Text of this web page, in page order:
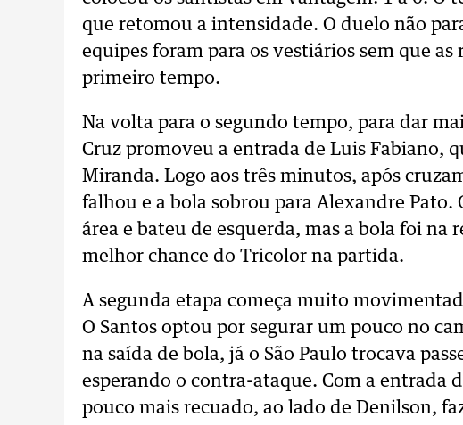
que retomou a intensidade. O duelo não
equipes foram para os vestiários sem que
primeiro tempo.
Na volta para o segundo tempo, para dar
Cruz promoveu a entrada de Luis Fabiano,
Miranda. Logo aos três minutos, após
falhou e a bola sobrou para Alexandre
área e bateu de esquerda, mas a bola foi na
melhor chance do Tricolor na partida.
A segunda etapa começa muito
O Santos optou por segurar um pouco no
na saída de bola, já o São Paulo trocava
esperando o contra-ataque. Com a entrada
pouco mais recuado, ao lado de Denilson,